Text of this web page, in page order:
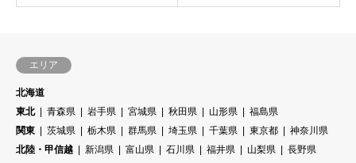
エリア
北海道
東北
青森県 岩手県 宮城県 秋田県 山形県
福島県
関東
茨城県 栃木県 群馬県 埼玉県 千葉県 東京都
神奈川県
北陸・甲信越
新潟県 富山県 石川県 福井県 山梨県
長野県